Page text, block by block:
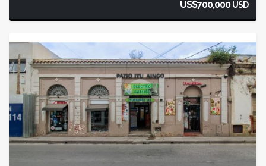
US$700,000USD